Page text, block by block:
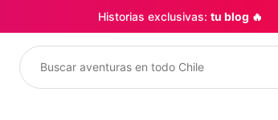
Historias exclusivas: tu blog 🔥
Buscar